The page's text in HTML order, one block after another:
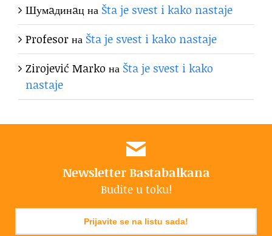
Шумaдинaцна Šta je svest i kako nastaje
Profesorна Šta je svest i kako nastaje
Zirojević Marko на Šta je svest i kako
nastaje
Newsletter Bastabalkana
Budite u toku!
Prijavite se na listu sada!